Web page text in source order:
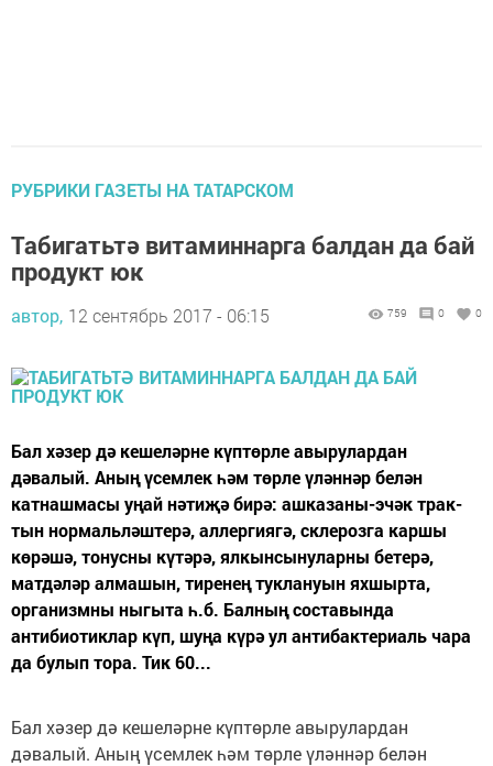
РУБРИКИ ГАЗЕТЫ НА ТАТАРСКОМ
Табигатьтә витаминнарга балдан да бай
продукт юк
автор, 12 сентябрь 2017 - 06:15 759 0 0
Бал хәзер дә кешеләр­не күптөрле авырулардан
дәвалый. Аның үсемлек һәм төрле үләннәр белән
катнашмасы уңай нәтиҗә бирә: ашказаны-эчәк трак­
тын нормальләштерә, ал­лергиягә, склерозга каршы
көрәшә, тонусны күтәрә, ялкынсынуларны бетерә,
матдәләр алмашын, тире­нең туклануын яхшырта,
организмны ныгыта һ.б. Балның составында
антибиотиклар күп, шуңа күрә ул антибактериаль чара
да булып тора. Тик 60...
Бал хәзер дә кешеләр­не күптөрле авырулардан
дәвалый. Аның үсемлек һәм төрле үләннәр белән